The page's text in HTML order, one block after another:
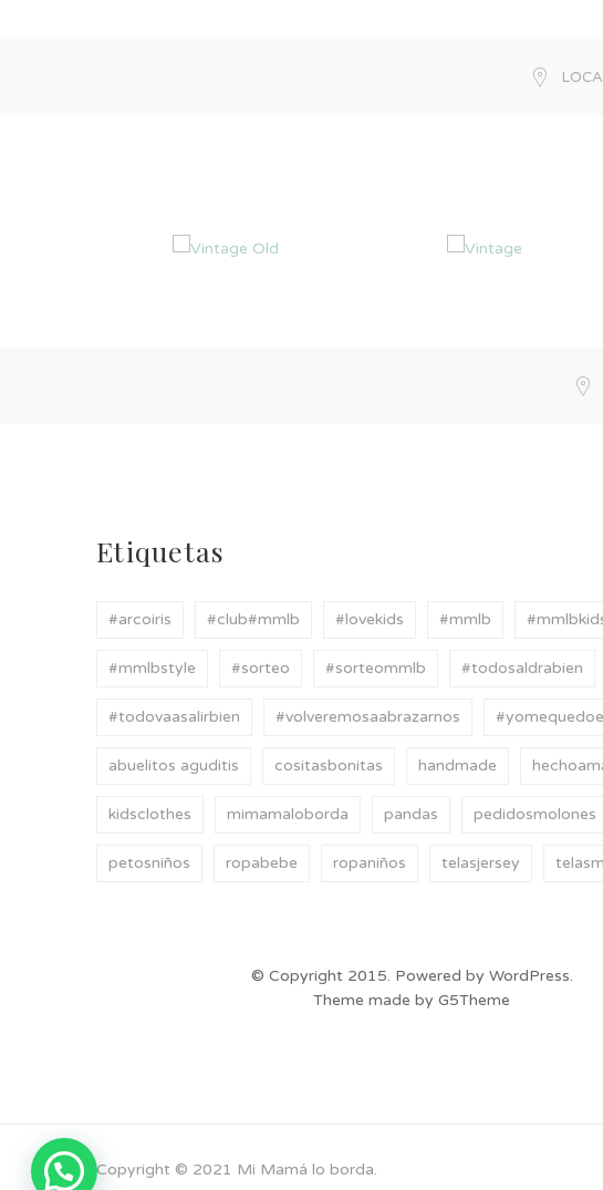
Etiquetas
#arcoiris #club#mmlb #lovekids #mmlb
#mmlbstyle #sorteo #sorteommlb #todosaldrabien
#todovaasalirbien #volveremosaabrazarnos
abuelitos aguditis cositasbonitas handmade
kidsclothes mimamaloborda pandas pedidosmolones
petosniños ropabebe ropaniños telasjersey
© Copyright 2015. Powered by WordPress.
Theme made by G5Theme
Copyright © 2021 Mi Mamá lo borda.